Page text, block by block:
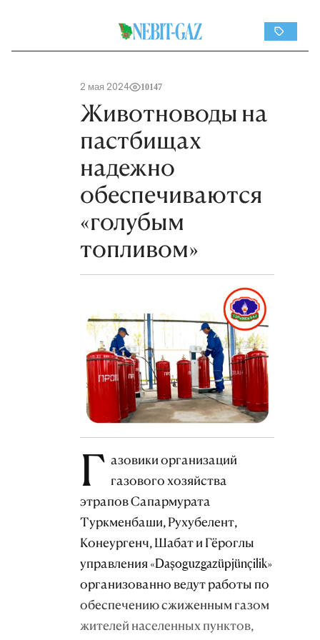
2 мая 2024 10147
Животноводы на
пастбищах
надежно
обеспечиваются
«голубым
топливом»
Г азовики организаций
газового хозяйства
этрапов Сапармурата
Туркменбаши, Рухубелент,
Конеургенч, Шабат и Гёроглы
управления «Daşoguzgazüpjünçilik»
организованно ведут работы по
обеспечению сжиженным газом
жителей населенных пунктов,